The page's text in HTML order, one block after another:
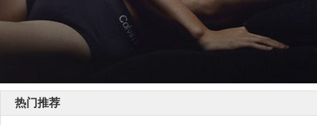
热门推荐